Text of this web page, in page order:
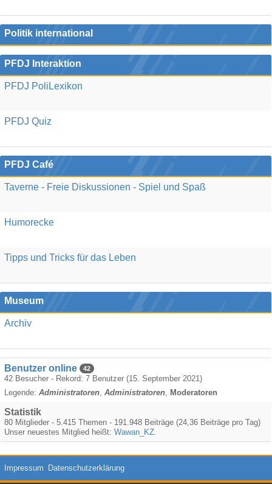
Politik international
PFDJ Interaktion
PFDJ PoliLexikon
PFDJ Quiz
PFDJ Café
Taverne - Freie Diskussionen - Spiel und Spaß
Humorecke
Tipps und Tricks für das Leben
Museum
Archiv
Benutzer online 42
42 Besucher - Rekord: 7 Benutzer (15. September 2021)
Legende: Administratoren Administratoren Moderatoren
Statistik
80 Mitglieder - 5.415 Themen - 191.948 Beiträge (24,36 Beiträge pro Tag)
Unser neuestes Mitglied heißt: Wawan_KZ.
Impressum Datenschutzerklärung